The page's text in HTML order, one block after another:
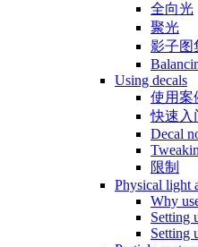
全向光
聚光
影子图
Using decals
使用案
快速入
Decal
限制
Physical light
Why
Setting
Setting